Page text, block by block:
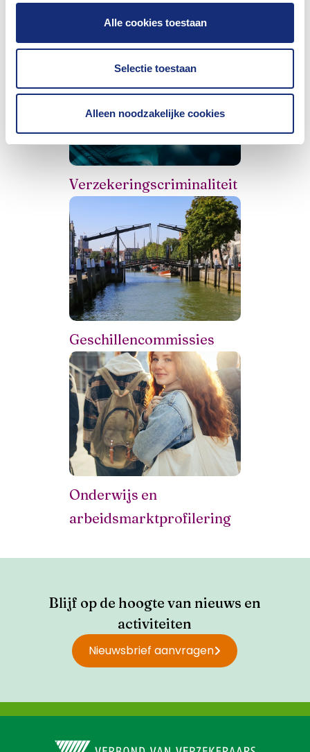
Alle cookies toestaan
Selectie toestaan
Alleen noodzakelijke cookies
Verzekerbaarheid
Verzekeringscriminaliteit
Geschillencommissies
Onderwijs en
arbeidsmarktprofilering
Blijf op de hoogte van nieuws en
activiteiten
Nieuwsbrief aanvragen